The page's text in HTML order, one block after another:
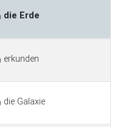
die Erde
erkunden
die Galaxie